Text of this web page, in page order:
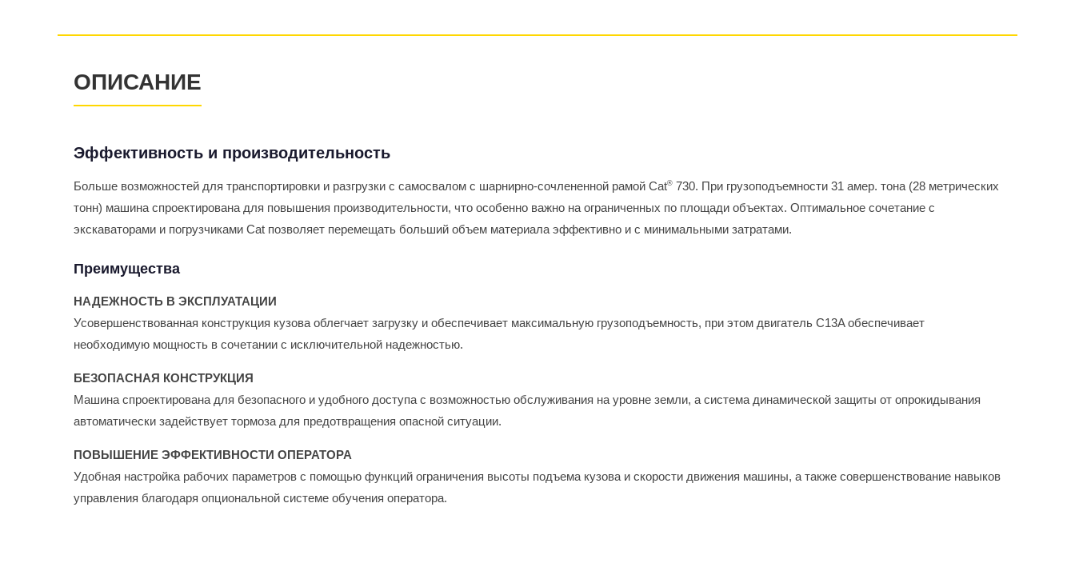
ОПИСАНИЕ
Эффективность и производительность
Больше возможностей для транспортировки и разгрузки с самосвалом с шарнирно-сочлененной рамой Cat® 730. При грузоподъемности 31 амер. тона (28 метрических
тонн) машина спроектирована для повышения производительности, что особенно важно на ограниченных по площади объектах. Оптимальное сочетание с
экскаваторами и погрузчиками Cat позволяет перемещать больший объем материала эффективно и с минимальными затратами.
Преимущества
НАДЕЖНОСТЬ В ЭКСПЛУАТАЦИИ
Усовершенствованная конструкция кузова облегчает загрузку и обеспечивает максимальную грузоподъемность, при этом двигатель C13A обеспечивает
необходимую мощность в сочетании с исключительной надежностью.
БЕЗОПАСНАЯ КОНСТРУКЦИЯ
Машина спроектирована для безопасного и удобного доступа с возможностью обслуживания на уровне земли, а система динамической защиты от опрокидывания
автоматически задействует тормоза для предотвращения опасной ситуации.
ПОВЫШЕНИЕ ЭФФЕКТИВНОСТИ ОПЕРАТОРА
Удобная настройка рабочих параметров с помощью функций ограничения высоты подъема кузова и скорости движения машины, а также совершенствование навыков
управления благодаря опциональной системе обучения оператора.